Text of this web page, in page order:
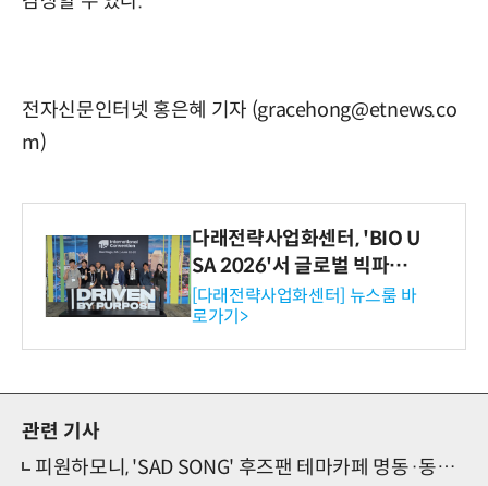
전자신문인터넷 홍은혜 기자 (gracehong@etnews.co
m)
다래전략사업화센터, 'BIO U
SA 2026'서 글로벌 빅파마
와의 비즈니스 미팅 지원…K
-바이오 해외 진출 교두보 확
보
[다래전략사업화센터] 뉴스룸 바
로가기>
관련 기사
피원하모니, 'SAD SONG' 후즈팬 테마카페 명동·동대문점 동시 오픈